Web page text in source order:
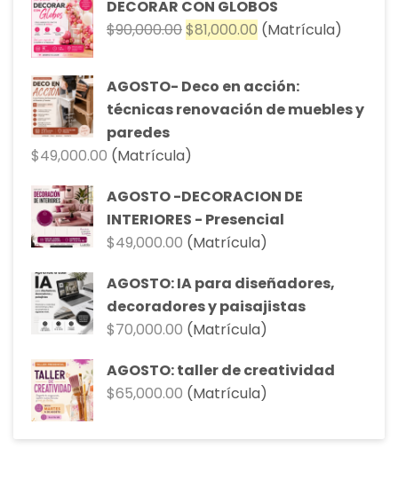
DECORAR CON GLOBOS
$90,000.00El
era:
$90,000.00.
$81,000.00 El
actual
es:
$81,000.00.
(Matrícula)
AGOSTO- Deco en acción:
técnicas renovación de muebles y
paredes
$49,000.00 (Matrícula)
AGOSTO -DECORACION DE
INTERIORES - Presencial
$49,000.00 (Matrícula)
AGOSTO: IA para diseñadores,
decoradores y paisajistas
$70,000.00 (Matrícula)
AGOSTO: taller de creatividad
$65,000.00 (Matrícula)